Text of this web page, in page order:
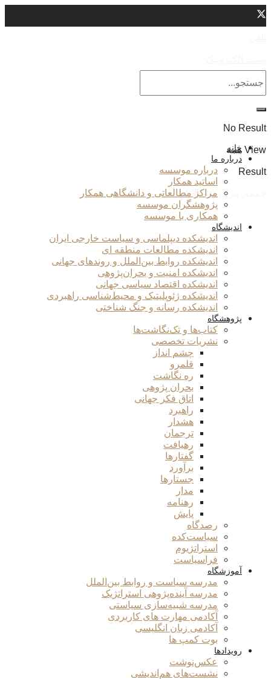
No Result
View همه
Result
جمعه, مرداد 16, 1405
خانه
درباره ما
درباره موسسه
اساتید همکار
مراکز مطالعاتی و دانشگاهی همکار
پژوهشگران موسسه
همکاری با موسسه
اندیشگاه
اندیشکده دیپلماسی و سیاست خارجی ایران
اندیشکده مطالعات منطقه ای
اندیشکده روابط بین‌الملل و روندهای جهانی
اندیشکده امنیت و بحران‌پژوهی
اندیشکده اقتصاد سیاسی جهانی
اندیشکده ژئوپلیتیک و محیط‌شناسی راهبردی
اندیشکده رسانه و جنگ شناختی
پژوهشگاه
کتاب‌ها و تک‌نگاشت‌ها
نشریات تخصصی
چشم انداز
قلمرو
ره نگاشت
بحران پژوهی
اتاق فکر جهانی
راهبرد
هشدار
ترجمان
رهیافت
گفتارها
برآورد
جستارها
مدار
رهنامه
پایش
رصدگاه
سیاست‌کده
استراتژیوم
فراسیاست
آموزشگاه
مدرسه سیاست و روابط بین‌الملل
مدرسه آینده‌پژوهی استراتژیک
مدرسه شبیه‌سازی سیاستی
آکادمی مهارت های کاربردی
آکادمی زبان انگلیسی
بوت کمپ ها
رویدادها
عکس‌نوشت
نشست‌های هم‌اندیشی